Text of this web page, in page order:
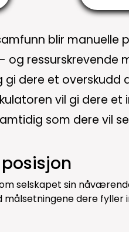
blir manuelle
og ressurskrevende
gi dere et
vil gi dere
som dere vil
selskapet sin
målsetningene dere fyller